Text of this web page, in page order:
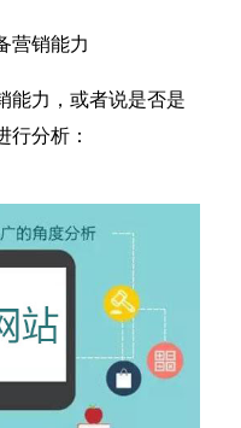
销能力
力，或者说是否是
行分析：